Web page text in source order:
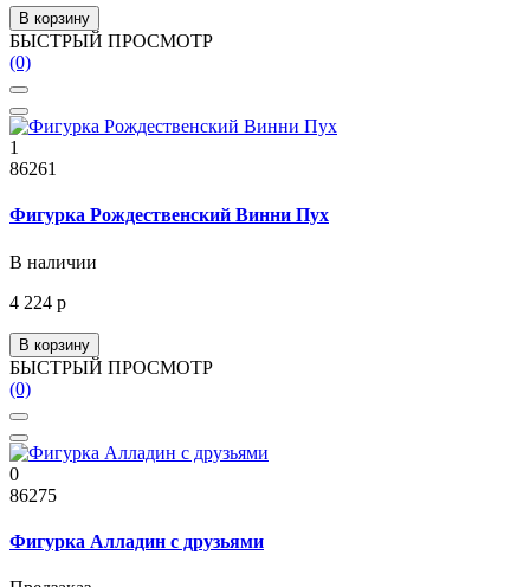
В корзину
БЫСТРЫЙ ПРОСМОТР
(0)
1
86261
Фигурка Рождественский Винни Пух
В наличии
4 224 р
В корзину
БЫСТРЫЙ ПРОСМОТР
(0)
0
86275
Фигурка Алладин с друзьями